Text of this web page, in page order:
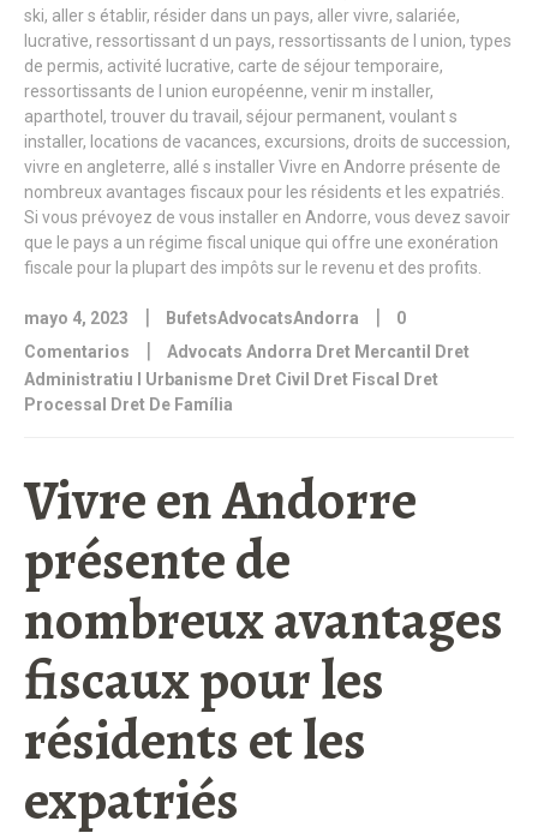
mayo 4, 2023 | BufetsAdvocatsAndorra |
0
Comentarios
|
Advocats Andorra Dret Mercantil Dret
Administratiu I Urbanisme Dret Civil Dret Fiscal Dret
Processal Dret De Família
Vivre en Andorre
présente de
nombreux avantages
fiscaux pour les
résidents et les
expatriés